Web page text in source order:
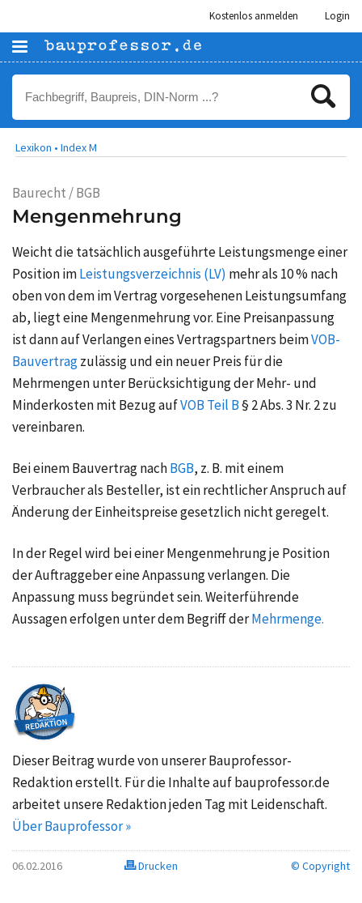
Kostenlos anmelden Login
Lexikon • Index M
Baurecht / BGB
Mengenmehrung
Weicht die tatsächlich ausgeführte Leistungsmenge einer
Position imLeistungsverzeichnis (LV) mehr als 10 % nach
oben von dem im Vertrag vorgesehenen Leistungsumfang
ab, liegt eine Mengenmehrung vor. Eine Preisanpassung
ist dann auf Verlangen eines Vertragspartners beimVOB-
Bauvertragzulässig und ein neuer Preis für die
Mehrmengen unter Berücksichtigung der Mehr- und
Minderkosten mit Bezug aufVOB Teil B§ 2 Abs. 3 Nr. 2zu
vereinbaren.
Bei einem Bauvertrag nachBGB, z. B. mit einem
Verbraucher als Besteller, ist ein rechtlicher Anspruch auf
Änderung der Einheitspreise gesetzlich nicht geregelt.
In der Regel wird bei einer Mengenmehrung je Position
der Auftraggeber eine Anpassung verlangen. Die
Anpassung muss begründet sein. Weiterführende
Aussagen erfolgen unter dem Begriff derMehrmenge.
Dieser Beitrag wurde von unserer Bauprofessor-
Redaktion erstellt. Für die Inhalte auf bauprofessor.de
arbeitet unsere Redaktion jeden Tag mit Leidenschaft.
Über Bauprofessor »
06.02.2016 Drucken © Copyright